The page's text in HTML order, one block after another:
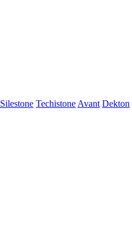
Silestone Techistone Avant Dekton